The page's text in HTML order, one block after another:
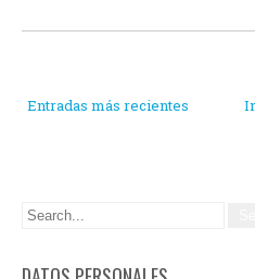
Entradas más recientes